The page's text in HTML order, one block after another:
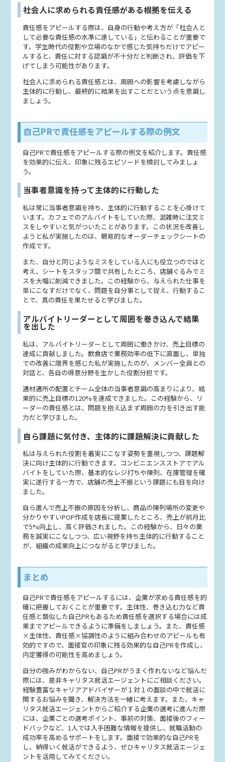
社会人に求められる責任感がある根拠を伝える
責任感をアピールする際は、自身の行動や考え方が「社会人と
して必要な責任感の水準に達している」と伝わることが重要で
す。学生時代の役割や立場のなかで感じた気持ちだけでアピー
ルすると、責任に対する認識が不十分だと判断され、評価を下
げてしまう可能性があります。
社会人に求められる責任感とは、周囲への影響を考慮しながら
主体的に行動し、最終的に結果を出すことだという点を意識し
ましょう。
自己PRで責任感をアピールする際の例文
自己PRで責任感をアピールする際の例文を紹介します。責任感
を効果的に伝え、印象に残るエピソードを検討してみましょ
う。
当事者意識を持って主体的に行動した
私は常に当事者意識を持ち、主体的に行動することを心掛けて
います。カフェでのアルバイトをしていた際、混雑時に注文ミ
スをしやすいと気がついたことがあります。この状況を改善し
ようと私が実施したのは、簡易的なオーダーチェックシートの
作成です。
また、自分と同じようなミスをしている人にも役立つのではと
考え、シートをスタッフ間で共有したところ、店舗ぐるみでミ
スを大幅に削減できました。この経験から、与えられた仕事を
単にこなすだけでなく、問題を自分事として捉え、行動するこ
とで、真の責任を果たせると学びました。
アルバイトリーダーとして周囲を巻き込んで結果
を出した
私は、アルバイトリーダーとして周囲に働きかけ、売上目標の
達成に貢献しました。飲食店で業務効率の低下に直面し、単独
での改善に限界を感じた私が実施したのが、メンバー全員との
対話と、各自の得意分野を生かした役割分担です。
適材適所の配置とチーム全体の当事者意識の高まりにより、結
果的に売上目標の120%を達成できました。この経験から、リ
ーダーの責任感とは、問題を抱え込まず周囲の力を引き出す能
力だと学びました。
自ら課題に気付き、主体的に課題解決に貢献した
私は与えられた役割を着実にこなす姿勢を重視しつつ、課題解
決に向け主体的に行動できます。コンビニエンスストアでアル
バイトをしていた際、基本的なレジ打ちや陳列、在庫管理を確
実に遂行する一方で、店舗の売上不振という課題にも目を向け
ました。
自ら進んで売上不振の原因を分析し、商品の陳列場所の変更や
分かりやすいPOP作成を店長に提案したところ、売上が前月比
で5%向上し、高く評価されました。この経験から、日々の業
務を誠実にこなしつつ、広い視野を持ち主体的に行動すること
が、組織の成果向上につながると学びました。
まとめ
自己PRで責任感をアピールするには、企業が求める責任感を的
確に把握しておくことが重要です。主体性、巻き込む力など責
任感と類似した自己PRもあるため責任感を選択する場合には成
果までアピールできるように準備をしましょう。また、責任感
×主体性、責任感×協調性のように組み合わせのアピールも有
効的ですので、面接官の印象に残る効果的な自己PRを作成し、
内定獲得の可能性を高めましょう。
自分の強みがわからない、自己PRがうまく作れないなど悩んだ
際には、是非キャリタス就活エージェントにご相談ください。
経験豊富なキャリアアドバイザーが１対１の面談の中で就活に
関するお悩みを聞き、解決方法を一緒に考えます。また、キャ
リタス就活エージェントからご紹介する企業の選考に進んだ際
には、企業ごとの選考ポイント、事前の対策、面接後のフィー
ドバックなど、1人では入手困難な情報を提供し、就職活動の
成功率を高めるサポートをします。面接で効果的な自己PRを
し、納得いく就活ができるよう、ぜひキャリタス就活エージェ
ントを活用してみてください。